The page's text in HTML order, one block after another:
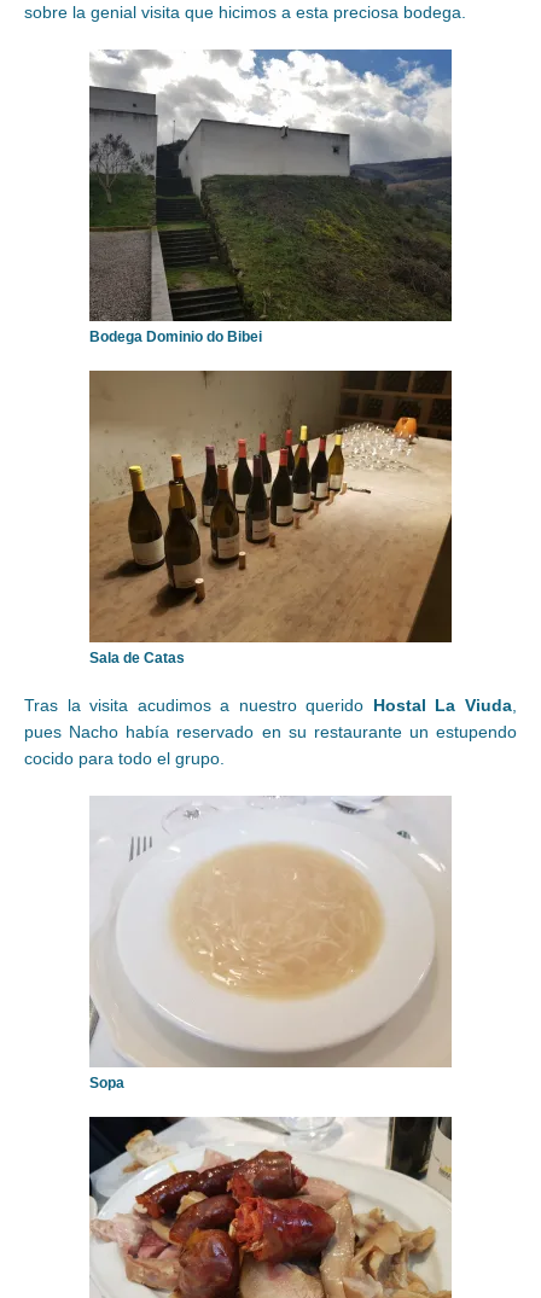
sobre la genial visita que hicimos a esta preciosa bodega.
Bodega Dominio do Bibei
Sala de Catas
Tras la visita acudimos a nuestro querido Hostal La Viuda,
pues Nacho había reservado en su restaurante un estupendo
cocido para todo el grupo.
Sopa